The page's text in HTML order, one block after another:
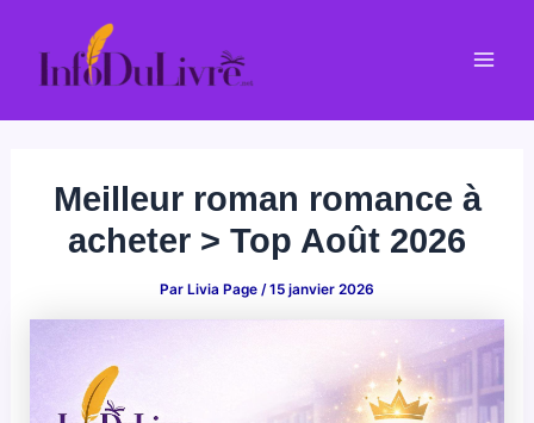
contenu
Meilleur roman romance à
acheter > Top Août 2026
Par Livia Page /15 janvier 2026